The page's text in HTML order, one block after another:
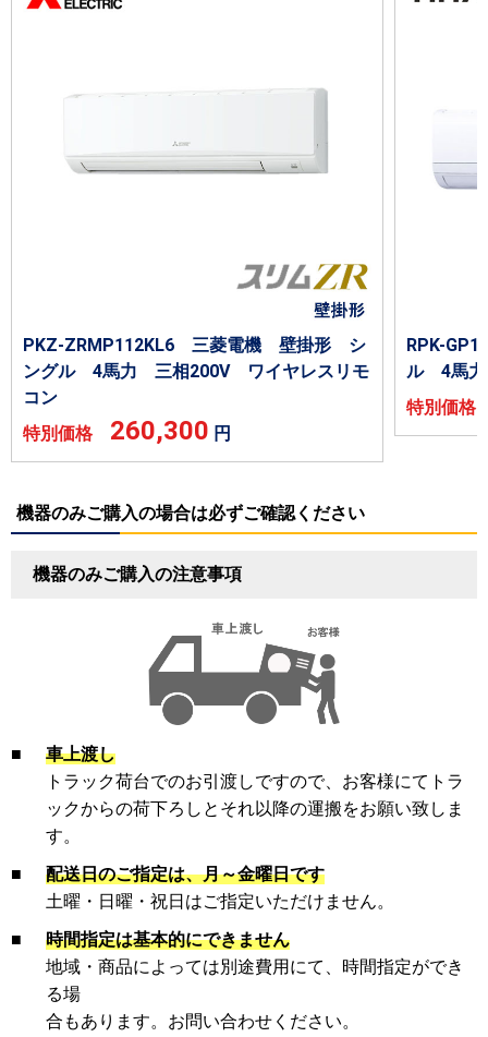
PKZ-ZRMP112KL6 三菱電機 壁掛形 シ
ングル 4馬力 三相200V ワイヤレスリモ
コン
特別価格 260,300 円
RPK-
ル 4馬力
特別価
機器のみご購入の場合は必ずご確認ください
機器のみご購入の注意事項
■
車上渡し
トラック荷台でのお引渡しですので、お客様にてトラ
ックからの荷下ろしとそれ以降の運搬をお願い致しま
す。
■
配送日のご指定は、月～金曜日です
土曜・日曜・祝日はご指定いただけません。
■
時間指定は基本的にできません
地域・商品によっては別途費用にて、時間指定ができ
る場
合もあります。お問い合わせください。